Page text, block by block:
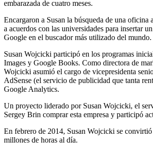
embarazada de cuatro meses.
Encargaron a Susan la búsqueda de una
a acuerdos con las universidades para insertar
Google en el buscador más utilizado del mundo.
Susan Wojcicki participó en los programas
Images y Google Books. Como directora de
Wojcicki asumió el cargo de vicepresidenta
AdSense (el servicio de publicidad que tanta
Google Analytics.
Un proyecto liderado por Susan Wojcicki, el
Sergey Brin comprar esta empresa y participó
En febrero de 2014, Susan Wojcicki se
millones de horas al día.